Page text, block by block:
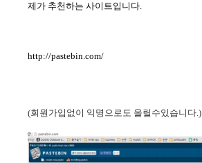
제가 추천하는 사이트입니다.
http://pastebin.com/
(회원가입없이 익명으로도 올릴수있습니다.)